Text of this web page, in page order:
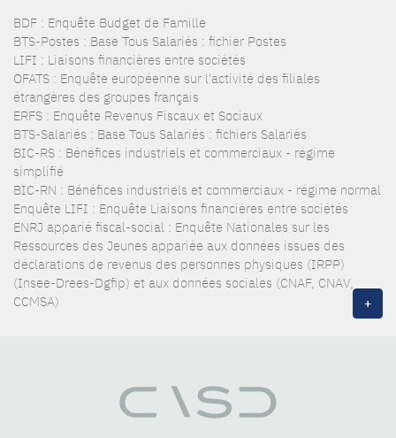
BDF : Enquête Budget de Famille
BTS-Postes : Base Tous Salariés : fichier Postes
LIFI : Liaisons financières entre sociétés
OFATS : Enquête européenne sur l'activité des filiales
étrangères des groupes français
ERFS : Enquête Revenus Fiscaux et Sociaux
BTS-Salariés : Base Tous Salariés : fichiers Salariés
BIC-RS : Bénéfices industriels et commerciaux - régime
simplifié
BIC-RN : Bénéfices industriels et commerciaux - régime normal
Enquête LIFI : Enquête Liaisons financières entre sociétés
ENRJ apparié fiscal-social : Enquête Nationales sur les
Ressources des Jeunes appariée aux données issues des
déclarations de revenus des personnes physiques (IRPP)
(Insee-Drees-Dgfip) et aux données sociales (CNAF, CNAV,
CCMSA)
+